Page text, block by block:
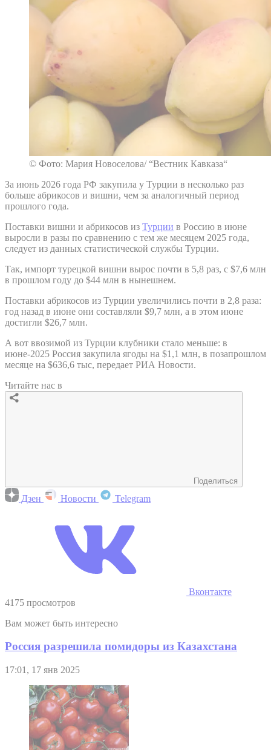
© Фото: Мария Новоселова/ “Вестник Кавказа“
За июнь 2026 года РФ закупила у Турции в несколько раз
больше абрикосов и вишни, чем за аналогичный период
прошлого года.
Поставки вишни и абрикосов из Турции в Россию в июне
выросли в разы по сравнению с тем же месяцем 2025 года,
следует из данных статистической службы Турции.
Так, импорт турецкой вишни вырос почти в 5,8 раз, с $7,6 млн
в прошлом году до $44 млн в нынешнем.
Поставки абрикосов из Турции увеличились почти в 2,8 раза:
год назад в июне они составляли $9,7 млн, а в этом июне
достигли $26,7 млн.
А вот ввозимой из Турции клубники стало меньше: в
июне-2025 Россия закупила ягоды на $1,1 млн, в позапрошлом
месяце на $636,6 тыс, передает РИА Новости.
Читайте нас в
Поделиться
Дзен Новости Telegram
Вконтакте
4175 просмотров
Вам может быть интересно
Россия разрешила помидоры из Казахстана
17:01, 17 янв 2025